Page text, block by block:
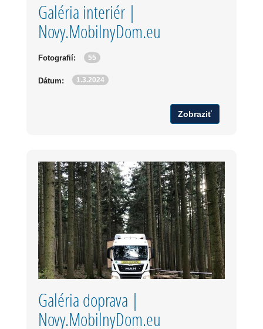
Galéria interiér |
Novy.MobilnyDom.eu
Fotografií: 55
Dátum: 1.3.2024
Zobraziť
Galéria doprava |
Novy.MobilnyDom.eu